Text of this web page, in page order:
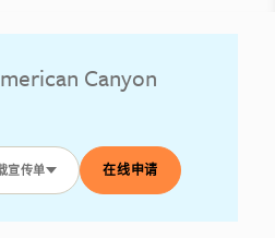
Canyon
宣传单 在线申请